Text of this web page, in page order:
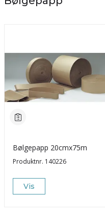
Bølgepapp 20cmx75m
Produktnr. 140226
Vis